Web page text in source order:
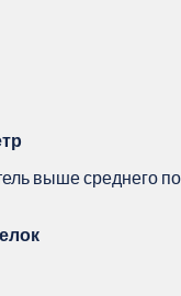
выше среднего